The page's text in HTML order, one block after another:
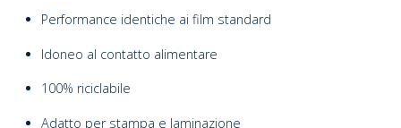
Performance identiche ai film standard
Idoneo al contatto alimentare
100% riciclabile
Adatto per stampa e laminazione